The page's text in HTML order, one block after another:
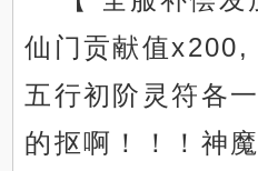
仙门贡献值
五行初阶灵符各
的抠啊！！！神魔